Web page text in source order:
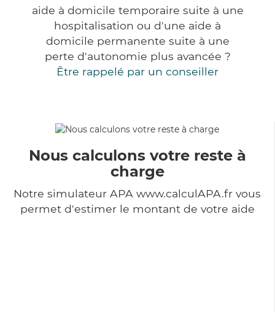
aide à domicile temporaire suite à une
hospitalisation ou d'une aide à
domicile permanente suite à une
perte d'autonomie plus avancée ?
Être rappelé par un conseiller
Nous calculons votre reste à
charge
Notre simulateur APA www.calculAPA.fr vous
permet d'estimer le montant de votre aide